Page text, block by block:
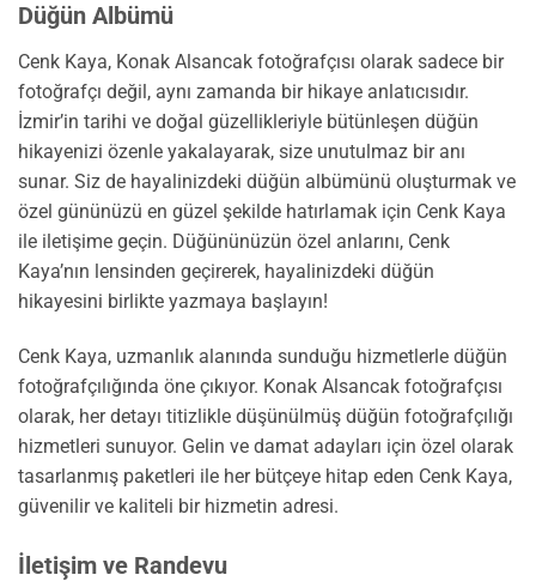
Düğün Albümü
Cenk Kaya, Konak Alsancak fotoğrafçısı olarak sadece bir
fotoğrafçı değil, aynı zamanda bir hikaye anlatıcısıdır.
İzmir’in tarihi ve doğal güzellikleriyle bütünleşen düğün
hikayenizi özenle yakalayarak, size unutulmaz bir anı
sunar. Siz de hayalinizdeki düğün albümünü oluşturmak ve
özel gününüzü en güzel şekilde hatırlamak için Cenk Kaya
ile iletişime geçin. Düğününüzün özel anlarını, Cenk
Kaya’nın lensinden geçirerek, hayalinizdeki düğün
hikayesini birlikte yazmaya başlayın!
Cenk Kaya, uzmanlık alanında sunduğu hizmetlerle düğün
fotoğrafçılığında öne çıkıyor. Konak Alsancak fotoğrafçısı
olarak, her detayı titizlikle düşünülmüş düğün fotoğrafçılığı
hizmetleri sunuyor. Gelin ve damat adayları için özel olarak
tasarlanmış paketleri ile her bütçeye hitap eden Cenk Kaya,
güvenilir ve kaliteli bir hizmetin adresi.
İletişim ve Randevu